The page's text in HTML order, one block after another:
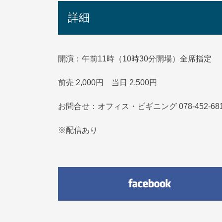
詳細
開演：午前11時（10時30分開場）全席指定
前売 2,000円 当日 2,500円
お問合せ：オフィス・ビギニング 078-452-
※配信あり